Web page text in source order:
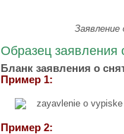
Образец заявления
Бланк заявления о
Пример 1:
Пример 2: